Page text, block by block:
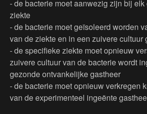
- de bacterie moet aanwezig zijn bij
ziekte
- de bacterie moet geïsoleerd worden
van de ziekte en in een zuivere cultuur
- de specifieke ziekte moet opnieuw
zuivere cultuur van de bacterie wordt
gezonde ontvankelijke gastheer
- de bacterie moet opnieuw verkregen
van de experimenteel ingeënte